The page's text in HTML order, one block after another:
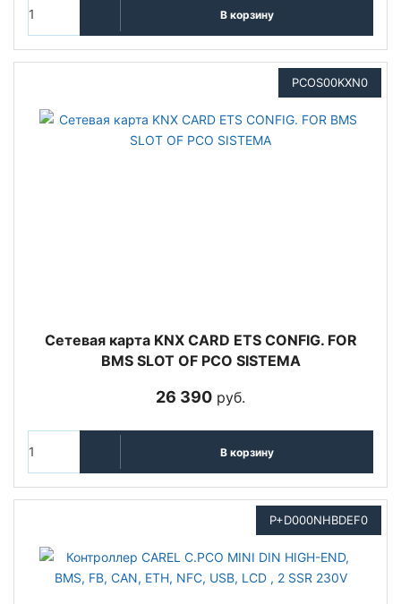
В корзину
PCOS00KXN0
Сетевая карта KNX CARD ETS CONFIG. FOR
BMS SLOT OF PCO SISTEMA
26 390 руб.
В корзину
P+D000NHBDEF0